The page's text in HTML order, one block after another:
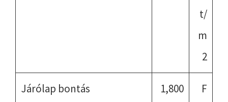
t/
m
2
Járólap bontás
1,800
F